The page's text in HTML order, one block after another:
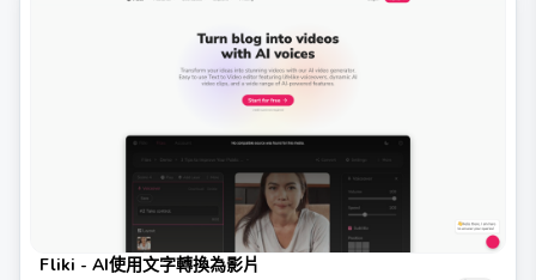
Fliki - AI使用文字轉換為影片